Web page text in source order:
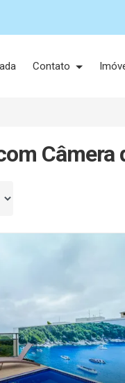
Contato
Câmera